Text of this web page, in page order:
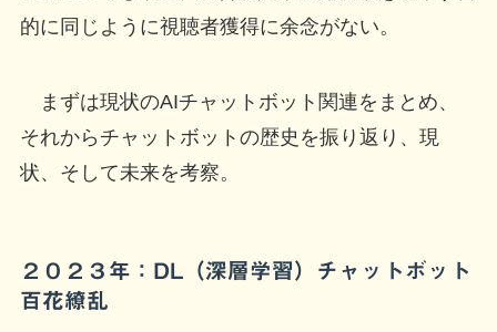
的に同じように視聴者獲得に余念がない。
まずは現状のAIチャットボット関連をまとめ、
それからチャットボットの歴史を振り返り、現
状、そして未来を考察。
２０２３年：DL（深層学習）チャットボット
百花繚乱